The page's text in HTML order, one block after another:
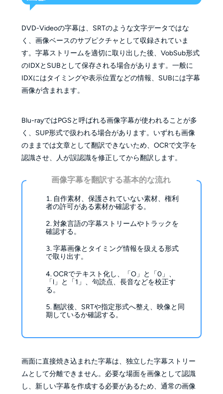
DVD-Videoの字幕は、SRTのような文字データではな
く、画像ベースのサブピクチャとして収録されていま
す。字幕ストリームを適切に取り出した後、VobSub形式
のIDXとSUBとして保存される場合があります。一般に
IDXにはタイミングや表示位置などの情報、SUBには字幕
画像が含まれます。
Blu-rayではPGSと呼ばれる画像字幕が使われることが多
く、SUP形式で扱われる場合があります。いずれも画像
のままでは文章として翻訳できないため、OCRで文字を
認識させ、人が誤認識を修正してから翻訳します。
画像字幕を翻訳する基本的な流れ
自作素材、保護されていない素材、権利
者の許可がある素材か確認する。
対象言語の字幕ストリームやトラックを
確認する。
字幕画像とタイミング情報を扱える形式
で取り出す。
OCRでテキスト化し、「O」と「0」、
「l」と「1」、句読点、長音などを校正す
る。
翻訳後、SRTや指定形式へ整え、映像と同
期しているか確認する。
画面に直接焼き込まれた字幕は、独立した字幕ストリー
ムとして分離できません。必要な場面を画像として認識
し、新しい字幕を作成する必要があるため、通常の画像